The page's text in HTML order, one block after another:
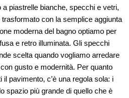
piastrelle bianche, specchi e vetri,
con la semplice aggiunta
moderna del bagno optiamo per
e retro illuminata. Gli specchi
scelta quando vogliamo arredare
gusto e modernità. Per quanto
il pavimento, c’è una regola sola: i
spazio più grande di quello che è